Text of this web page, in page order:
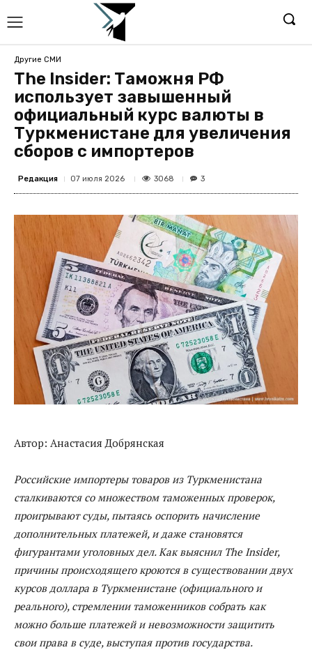
Другие СМИ
The Insider: Таможня РФ
использует завышенный
официальный курс валюты в
Туркменистане для увеличения
сборов с импортеров
Редакция 07 июля 2026 3068 3
Автор: Анастасия Добрянская
Российские импортеры товаров из Туркменистана
сталкиваются со множеством таможенных проверок,
проигрывают суды, пытаясь оспорить начисление
дополнительных платежей, и даже становятся
фигурантами уголовных дел. Как выяснил The Insider,
причины происходящего кроются в существовании двух
курсов доллара в Туркменистане (официального и
реального), стремлении таможенников собрать как
можно больше платежей и невозможности защитить
свои права в суде, выступая против государства.